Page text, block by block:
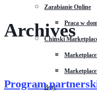
Zarabianie Online
Praca w
Chiński
Boty
Archives
Program